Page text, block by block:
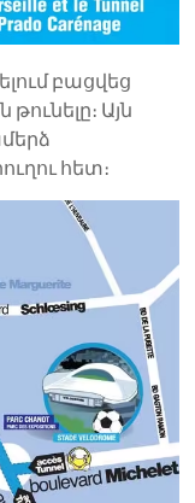
բացվեց
Այն
հետ։